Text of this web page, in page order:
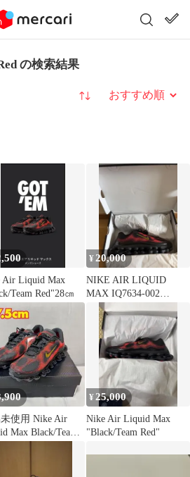
の検索結果
並び替え
Air Liquid Max
Team Red"28㎝
¥ 20,000
NIKE AIR LIQUID
MAX IQ7634-002
28.5cm
使用 Nike Air
Max Black/Team
¥ 25,000
Nike Air Liquid Max
"Black/Team Red"